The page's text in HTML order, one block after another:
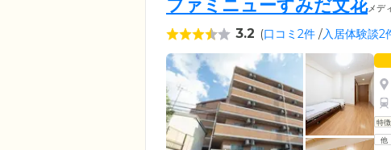
ファミニューすみだ文花メデ
3.2 (口コミ2件 /入居体験談2